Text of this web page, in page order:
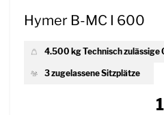
Hymer B-MC I 600
4.500 kg Technisch zulässige
3 zugelassene Sitzplätze